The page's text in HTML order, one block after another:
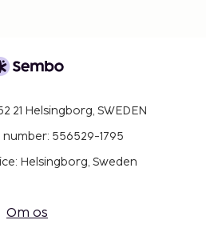
21 Helsingborg, SWEDEN
556529-1795
Helsingborg, Sweden
Om os